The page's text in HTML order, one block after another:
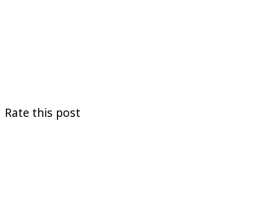
Rate this post